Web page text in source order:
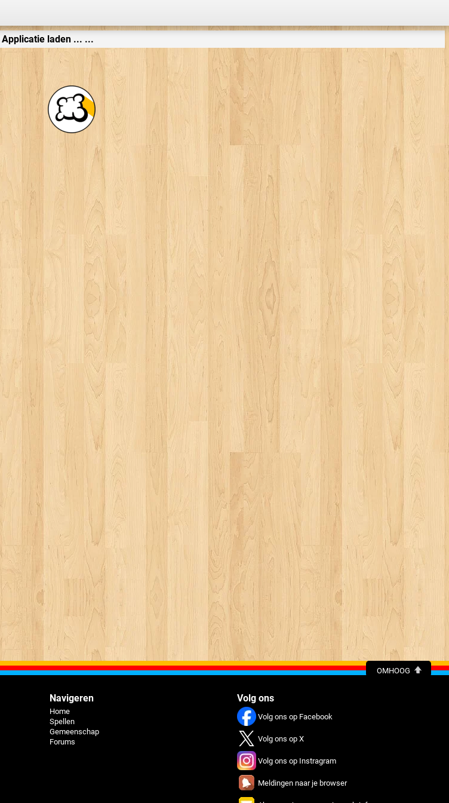
Applicatie laden ... ...
OMHOOG
Navigeren
Home
Spellen
Gemeenschap
Forums
Volg ons
Volg ons op Facebook
Volg ons op X
Volg ons op Instragram
Meldingen naar je browser